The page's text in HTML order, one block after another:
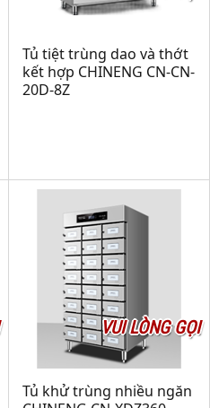
Tủ tiệt trùng dao và thớt
kết hợp CHINENG CN-CN-
20D-8Z
VUI LÒNG GỌI
Tủ khử trùng nhiều ngăn